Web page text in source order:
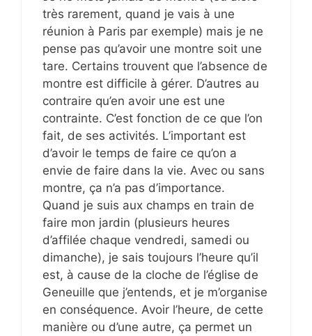
très rarement, quand je vais à une
réunion à Paris par exemple) mais je ne
pense pas qu’avoir une montre soit une
tare. Certains trouvent que l’absence de
montre est difficile à gérer. D’autres au
contraire qu’en avoir une est une
contrainte. C’est fonction de ce que l’on
fait, de ses activités. L’important est
d’avoir le temps de faire ce qu’on a
envie de faire dans la vie. Avec ou sans
montre, ça n’a pas d’importance.
Quand je suis aux champs en train de
faire mon jardin (plusieurs heures
d’affilée chaque vendredi, samedi ou
dimanche), je sais toujours l’heure qu’il
est, à cause de la cloche de l’église de
Geneuille que j’entends, et je m’organise
en conséquence. Avoir l’heure, de cette
manière ou d’une autre, ça permet un